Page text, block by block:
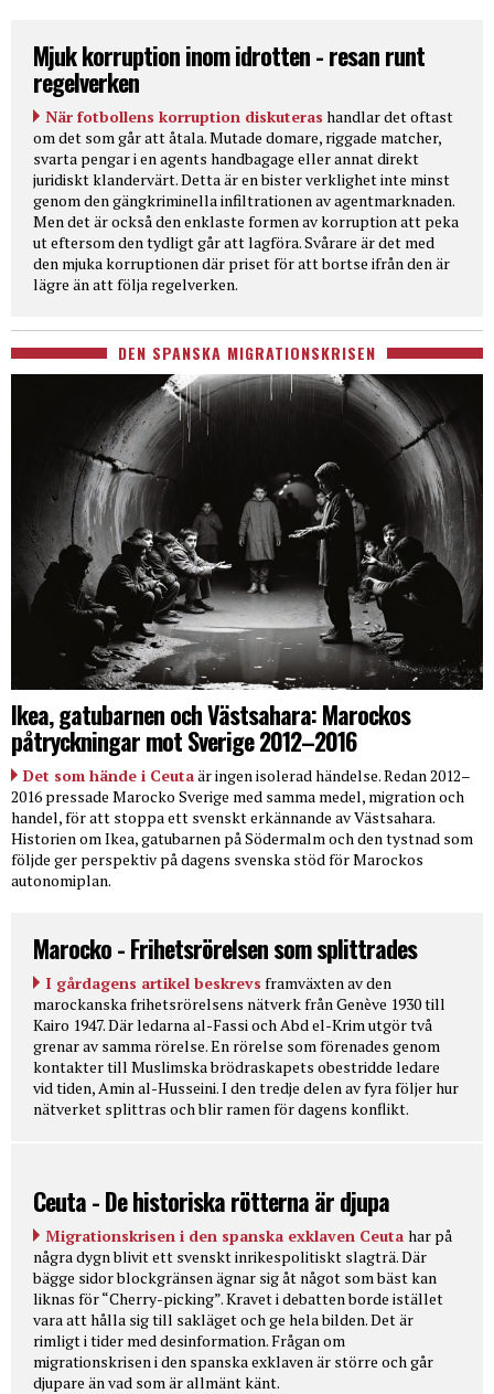
Mjuk korruption inom idrotten - resan runt
regelverken
När fotbollens korruption diskuteras handlar det oftast
om det som går att åtala. Mutade domare, riggade matcher,
svarta pengar i en agents handbagage eller annat direkt
juridiskt klandervärt. Detta är en bister verklighet inte minst
genom den gängkriminella infiltrationen av agentmarknaden.
Men det är också den enklaste formen av korruption att peka
ut eftersom den tydligt går att lagföra. Svårare är det med
den mjuka korruptionen där priset för att bortse ifrån den är
lägre än att följa regelverken.
DEN SPANSKA MIGRATIONSKRISEN
Ikea, gatubarnen och Västsahara: Marockos
påtryckningar mot Sverige 2012–2016
Det som hände i Ceutaär ingen isolerad händelse. Redan 2012–
2016 pressade Marocko Sverige med samma medel, migration och
handel, för att stoppa ett svenskt erkännande av Västsahara.
Historien om Ikea, gatubarnen på Södermalm och den tystnad som
följde ger perspektiv på dagens svenska stöd för Marockos
autonomiplan.
Marocko - Frihetsrörelsen som splittrades
I gårdagens artikel beskrevs framväxten av den
marockanska frihetsrörelsens nätverk från Genève 1930 till
Kairo 1947. Där ledarna al-Fassi och Abd el-Krim utgör två
grenar av samma rörelse. En rörelse som förenades genom
kontakter till Muslimska brödraskapets obestridde ledare
vid tiden, Amin al-Husseini. I den tredje delen av fyra följer hur
nätverket splittras och blir ramen för dagens konflikt.
Ceuta - De historiska rötterna är djupa
Migrationskrisen i den spanska exklaven Ceuta har på
några dygn blivit ett svenskt inrikespolitiskt slagträ. Där
bägge sidor blockgränsen ägnar sig åt något som bäst kan
liknas för “Cherry-picking”. Kravet i debatten borde istället
vara att hålla sig till sakläget och ge hela bilden. Det är
rimligt i tider med desinformation. Frågan om
migrationskrisen i den spanska exklaven är större och går
djupare än vad som är allmänt känt.